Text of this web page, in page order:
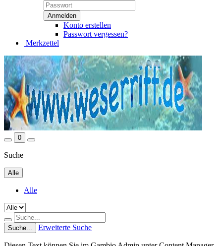
Konto erstellen
Passwort vergessen?
Merkzettel
0
Suche
Alle
Alle
Suche... Erweiterte Suche